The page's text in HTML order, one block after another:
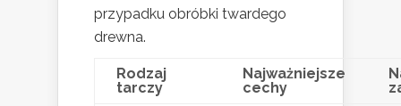
przypadku obróbki twardego
drewna.
Rodzaj
tarczy
Najważniejsze
cechy